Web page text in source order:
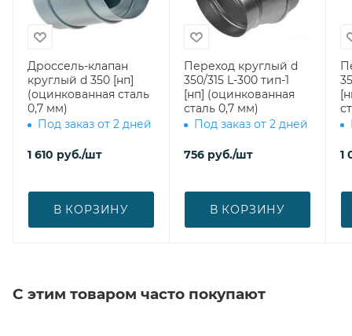
Дроссель-клапан
круглый d 350 [нп]
(оцинкованная сталь
0,7 мм)
Под заказ от 2 дней
1 610 руб./шт
В КОРЗИНУ
Переход круглый d
350/315 L-300 тип-1
[нп] (оцинкованная
сталь 0,7 мм)
Под заказ от 2 дней
756 руб./шт
В КОРЗИНУ
1
С этим товаром часто покупают